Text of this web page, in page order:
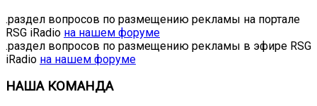
.раздел вопросов по размещению рекламы на портале
RSG iRadio на нашем форуме
.раздел вопросов по размещению рекламы в эфире RSG
iRadio на нашем форуме
НАША КОМАНДА